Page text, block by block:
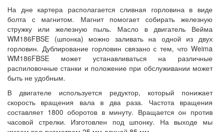
На дне картера располагается сливная горловина в виде
болта с магнитом. Магнит помогает собирать железную
стружку или железную пыль. Масло в двигатель Вейма
WM186FBSE (шпонка) можно заливать на одной из двух
горловин. Дублирование горловин связано с тем, что Weima
WM186FBSE может устанавливаться на различные
распиловочные станки и положение при обслуживании может
быть не удобным.
В двигателе используется редуктор, который понижает
скорость вращения вала в два раза. Частота вращения
составляет 1800 оборотов в минуту. Вращается он против
часовой стрелки. Изготовлен под шпонку. На выходе мы